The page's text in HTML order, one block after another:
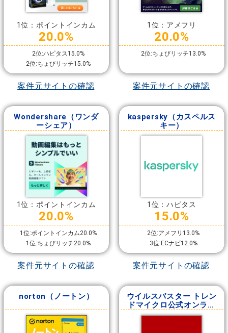
1位：ポイントインカム
20.0%
2位:ハピタス15.0%
2位:ちょびリッチ15.0%
案件元サイトの確認
1位：アメフリ
20.0%
2位:ちょびリッチ13.0%
案件元サイトの確認
Wondershare（ワンダ
ーシェア）
1位：ポイントインカム
20.0%
1位:ポイントインカム20.0%
1位:ちょびリッチ20.0%
案件元サイトの確認
kaspersky（カスペルス
キー）
1位：ハピタス
15.0%
2位:アメフリ13.0%
3位:ECナビ12.0%
案件元サイトの確認
norton（ノートン）
ウイルスバスター トレン
ドマイクロ公式オンライ
ンショップ